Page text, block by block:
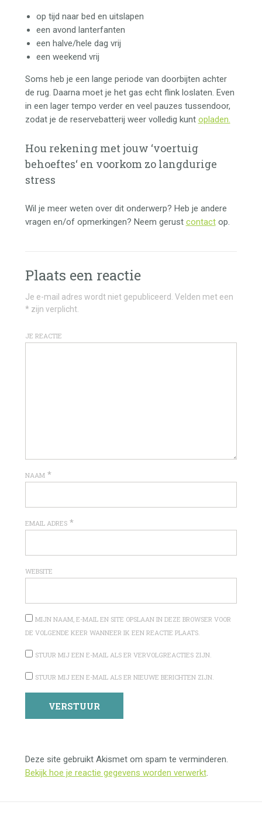
op tijd naar bed en uitslapen
een avond lanterfanten
een halve/hele dag vrij
een weekend vrij
Soms heb je een lange periode van doorbijten achter
de rug. Daarna moet je het gas echt flink loslaten. Even
in een lager tempo verder en veel pauzes tussendoor,
zodat je de reservebatterij weer volledig kunt opladen.
Hou rekening met jouw ‘voertuig
behoeftes‘ en voorkom zo langdurige
stress
Wil je meer weten over dit onderwerp? Heb je andere
vragen en/of opmerkingen? Neem gerust contactop.
Plaats een reactie
Je e-mail adres wordt niet gepubliceerd. Velden met een
* zijn verplicht.
JE REACTIE
NAAM *
EMAIL ADRES *
WEBSITE
MIJN NAAM, E-MAIL EN SITE OPSLAAN IN DEZE BROWSER VOOR
DE VOLGENDE KEER WANNEER IK EEN REACTIE PLAATS.
STUUR MIJ EEN E-MAIL ALS ER VERVOLGREACTIES ZIJN.
STUUR MIJ EEN E-MAIL ALS ER NIEUWE BERICHTEN ZIJN.
Deze site gebruikt Akismet om spam te verminderen.
Bekijk hoe je reactie gegevens worden verwerkt.